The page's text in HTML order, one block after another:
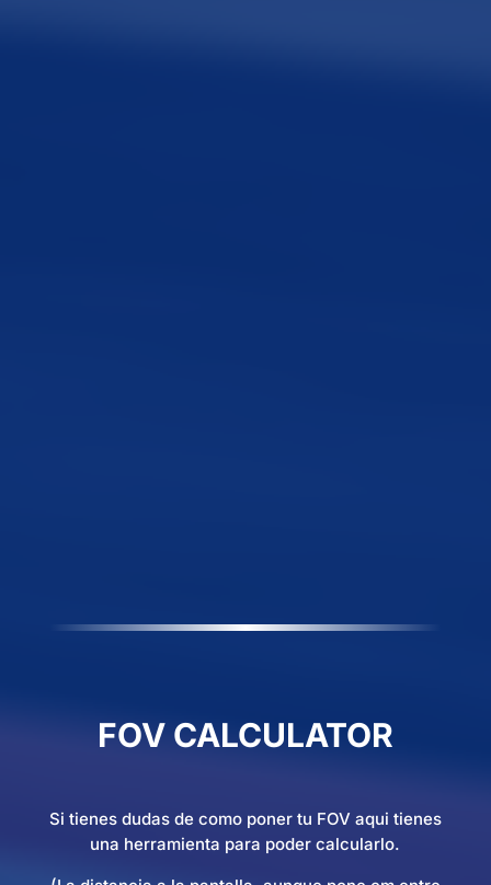
FOV CALCULATOR
Si tienes dudas de como poner tu FOV aqui tienes
una herramienta para poder calcularlo.